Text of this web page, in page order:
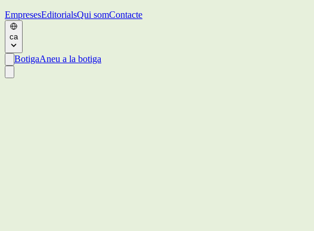
EmpresesEditorialsQui somContacte
ca
BotigaAneu a la botiga